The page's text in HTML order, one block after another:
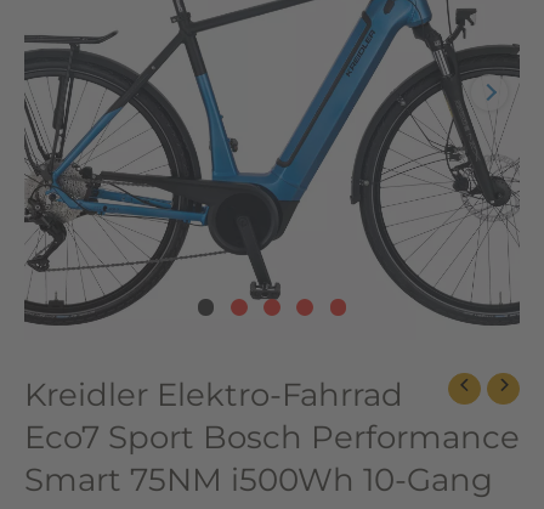
Kreidler Elektro-Fahrrad
Eco7 Sport Bosch Performance
Smart 75NM i500Wh 10-Gang
Smart
75NM
i500Wh
10-
Gang
Deore
Menge